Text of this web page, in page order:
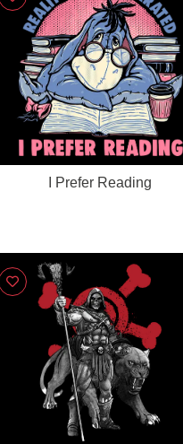
I Prefer Reading